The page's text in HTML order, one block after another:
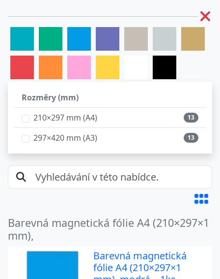
Rozměry (mm)
210×297 mm (A4)
13
297×420 mm (A3) 13
Barevná magnetická fólie A4 (210×297×1
mm),
Barevná magnetická
fólie A4 (210×297×1